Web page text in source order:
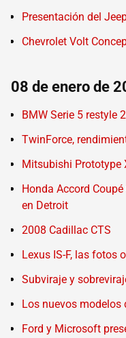
Presentación del
Chevrolet Volt
08 de enero de
BMW Serie 5 restyle
TwinForce,
Mitsubishi Prototype
Honda Accord
en Detroit
2008 Cadillac CTS
Lexus IS-F, las fotos
Subviraje y
Los nuevos modelos
Ford y Microsoft